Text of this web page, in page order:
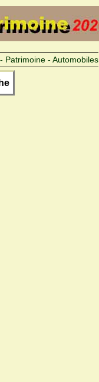
Patrimoine - Automobiles